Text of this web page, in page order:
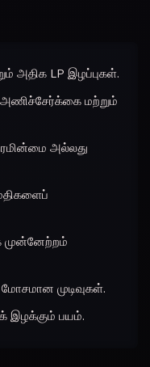
அதிக LP இழப்புகள்.
மற்றும்
அல்லது
முன்னேற்றம்
முடிவுகள்.
இழக்கும் பயம்.